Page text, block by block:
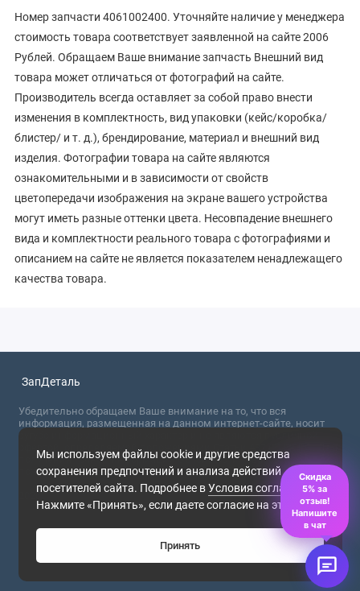
Номер запчасти 4061002400. Уточняйте наличие у менеджера
стоимость товара соответствует заявленной на сайте 2006
Рублей. Обращаем Ваше внимание запчасть Внешний вид
товара может отличаться от фотографий на сайте.
Производитель всегда оставляет за собой право внести
изменения в комплектность, вид упаковки (кейс/коробка/
блистер/ и т. д.), брендирование, материал и внешний вид
изделия. Фотографии товара на сайте являются
ознакомительными и в зависимости от свойств
цветопередачи изображения на экране вашего устройства
могут иметь разные оттенки цвета. Несовпадение внешнего
вида и комплектности реального товара с фотографиями и
описанием на сайте не является показателем ненадлежащего
качества товара.
Мы используем файлы cookie и другие средства
сохранения предпочтений и анализа действий
посетителей сайта. Подробнее вУсловия соглашения.
Нажмите «Принять», если даете согласие на это.
Принять
ЗапДеталь
Убедительно обращаем Ваше внимание на то, что вся
информация, размещенная на данном интернет-сайте, носит
сугубо информационный характер и не являются публичной
офертой, определяемой положениями Статьи 437 (2) ГК РФ. Для
получения точной информации о стоимости товаров,
пожалуйста, обращайтесь в ближайший офис продаж.
2026
Скидка
5% за
отзыв!
Напишите
в чат